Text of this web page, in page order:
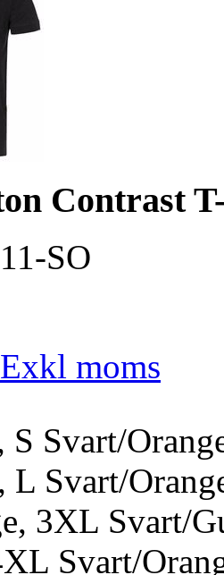
Contrast
SO
moms
S Svart/
L Svart/
3XL Svart/
Svart/